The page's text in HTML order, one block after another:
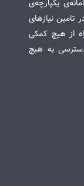
یکپارچه‌ی
تامین نیازهای
از هیچ کمکی
دسترسی به هیچ